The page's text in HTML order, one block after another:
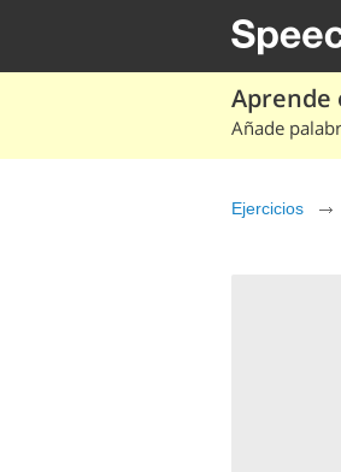
Aprende
Añade
Ejercicios